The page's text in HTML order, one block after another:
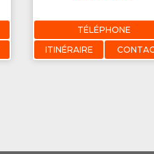
TÉLÉPHONE
ITINÉRAIRE